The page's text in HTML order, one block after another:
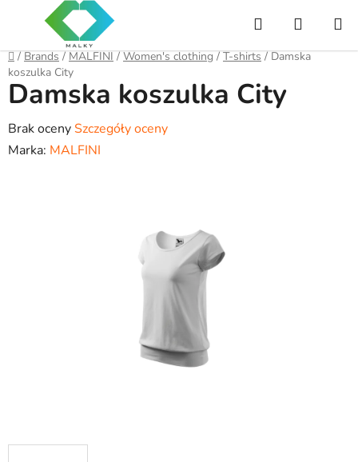
Szukaj
Home
/ Brands / MALFINI / Women's clothing / T-shirts / Damska
koszulka City
Damska koszulka City
Średnia
ocena
Brak ocenySzczegóły oceny
Marka: MALFINI